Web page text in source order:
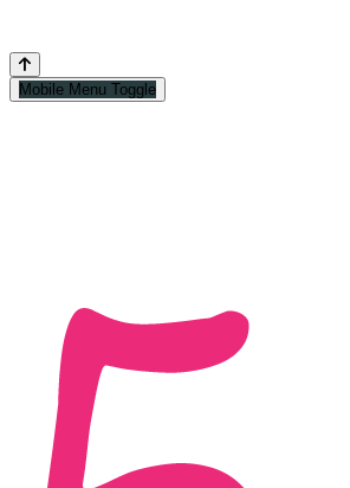
Mobile Menu Toggle